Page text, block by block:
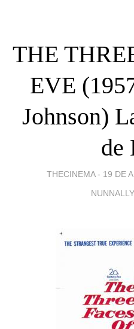
THE
EVE
Johnson)
de
THECINEMA - 19 DE